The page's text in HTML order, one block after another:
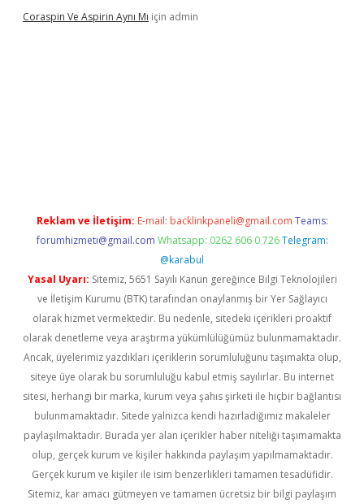
Coraspin Ve Aspirin Aynı Mı için admin
Reklam ve İletişim: E-mail: backlinkpaneli@gmail.com Teams:
forumhizmeti@gmail.com Whatsapp: 0262 606 0 726 Telegram:
@karabul
Yasal Uyarı: Sitemiz, 5651 Sayılı Kanun gereğince Bilgi Teknolojileri
ve İletişim Kurumu (BTK) tarafından onaylanmış bir Yer Sağlayıcı
olarak hizmet vermektedir. Bu nedenle, sitedeki içerikleri proaktif
olarak denetleme veya araştırma yükümlülüğümüz bulunmamaktadır.
Ancak, üyelerimiz yazdıkları içeriklerin sorumluluğunu taşımakta olup,
siteye üye olarak bu sorumluluğu kabul etmiş sayılırlar. Bu internet
sitesi, herhangi bir marka, kurum veya şahıs şirketi ile hiçbir bağlantısı
bulunmamaktadır. Sitede yalnızca kendi hazırladığımız makaleler
paylaşılmaktadır. Burada yer alan içerikler haber niteliği taşımamakta
olup, gerçek kurum ve kişiler hakkında paylaşım yapılmamaktadır.
Gerçek kurum ve kişiler ile isim benzerlikleri tamamen tesadüfidir.
Sitemiz, kar amacı gütmeyen ve tamamen ücretsiz bir bilgi paylaşım